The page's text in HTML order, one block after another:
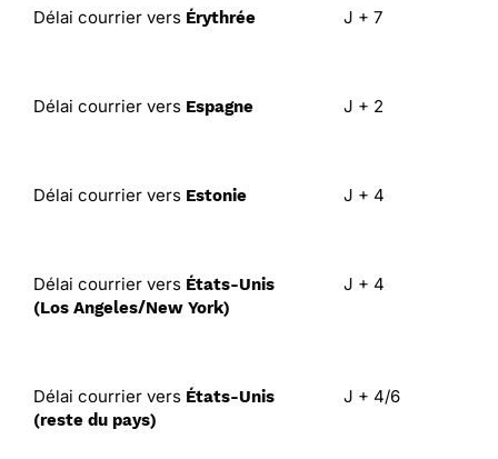
Délai courrier vers Érythrée J + 7
Délai courrier vers Espagne J + 2
Délai courrier vers Estonie J + 4
Délai courrier vers États-Unis
(Los Angeles/New York)
J + 4
Délai courrier vers États-Unis
(reste du pays)
J + 4/6